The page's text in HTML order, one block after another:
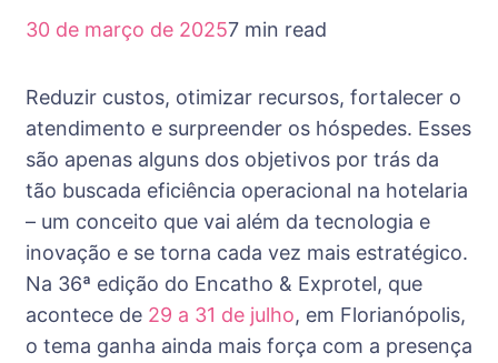
30 de março de 20257 min read
Reduzir custos, otimizar recursos, fortalecer o
atendimento e surpreender os hóspedes. Esses
são apenas alguns dos objetivos por trás da
tão buscada eficiência operacional na hotelaria
– um conceito que vai além da tecnologia e
inovação e se torna cada vez mais estratégico.
Na 36ª edição do Encatho & Exprotel, que
acontece de 29 a 31 de julho, em Florianópolis,
o tema ganha ainda mais força com a presença